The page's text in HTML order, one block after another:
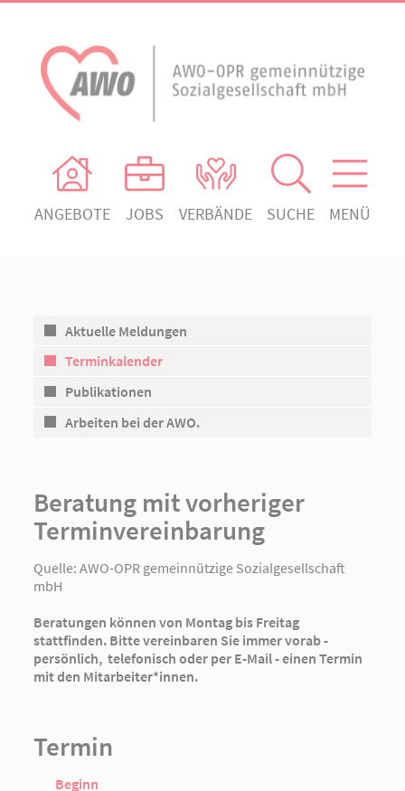
ANGEBOTE JOBS VERBÄNDE SUCHE MENÜ
AWO Ortsverein Rheinsberg
Aktuelle Meldungen
Terminkalender
Publikationen
Arbeiten bei der AWO.
Beratung mit vorheriger
Terminvereinbarung
Quelle: AWO-OPR gemeinnützige Sozialgesellschaft
mbH
Beratungen können von Montag bis Freitag
stattfinden. Bitte vereinbaren Sie immer vorab -
persönlich, telefonisch oder per E-Mail - einen Termin
mit den Mitarbeiter*innen.
Termin
Beginn